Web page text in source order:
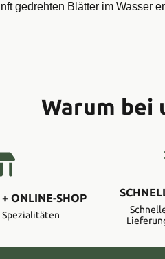
gedrehten Blätter im Wasser
Warum bei
+ ONLINE-SHOP
Spezialitäten